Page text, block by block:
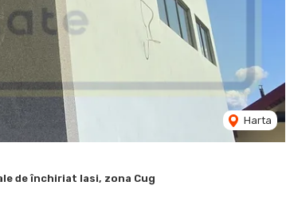
Harta
de închiriat Iasi, zona Cug